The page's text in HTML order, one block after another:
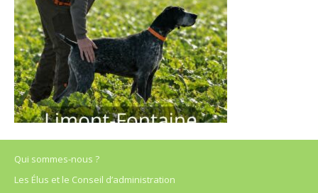
Qui sommes-nous ?
Les Élus et le Conseil d’administration